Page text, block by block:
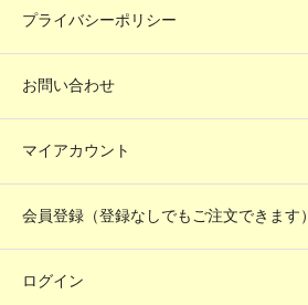
プライバシーポリシー
お問い合わせ
マイアカウント
会員登録（登録なしでもご注文できます）
ログイン